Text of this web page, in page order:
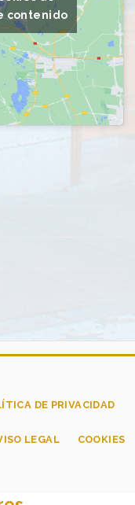
contenido
DE PRIVACIDAD
LEGAL COOKIES